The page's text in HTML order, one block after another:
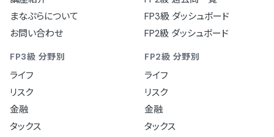
まなぷらについて
お問い合わせ
FP3級 ダッシュボード
FP2級 ダッシュボード
FP3級 分野別
ライフ
リスク
金融
タックス
FP2級 分野別
ライフ
リスク
金融
タックス